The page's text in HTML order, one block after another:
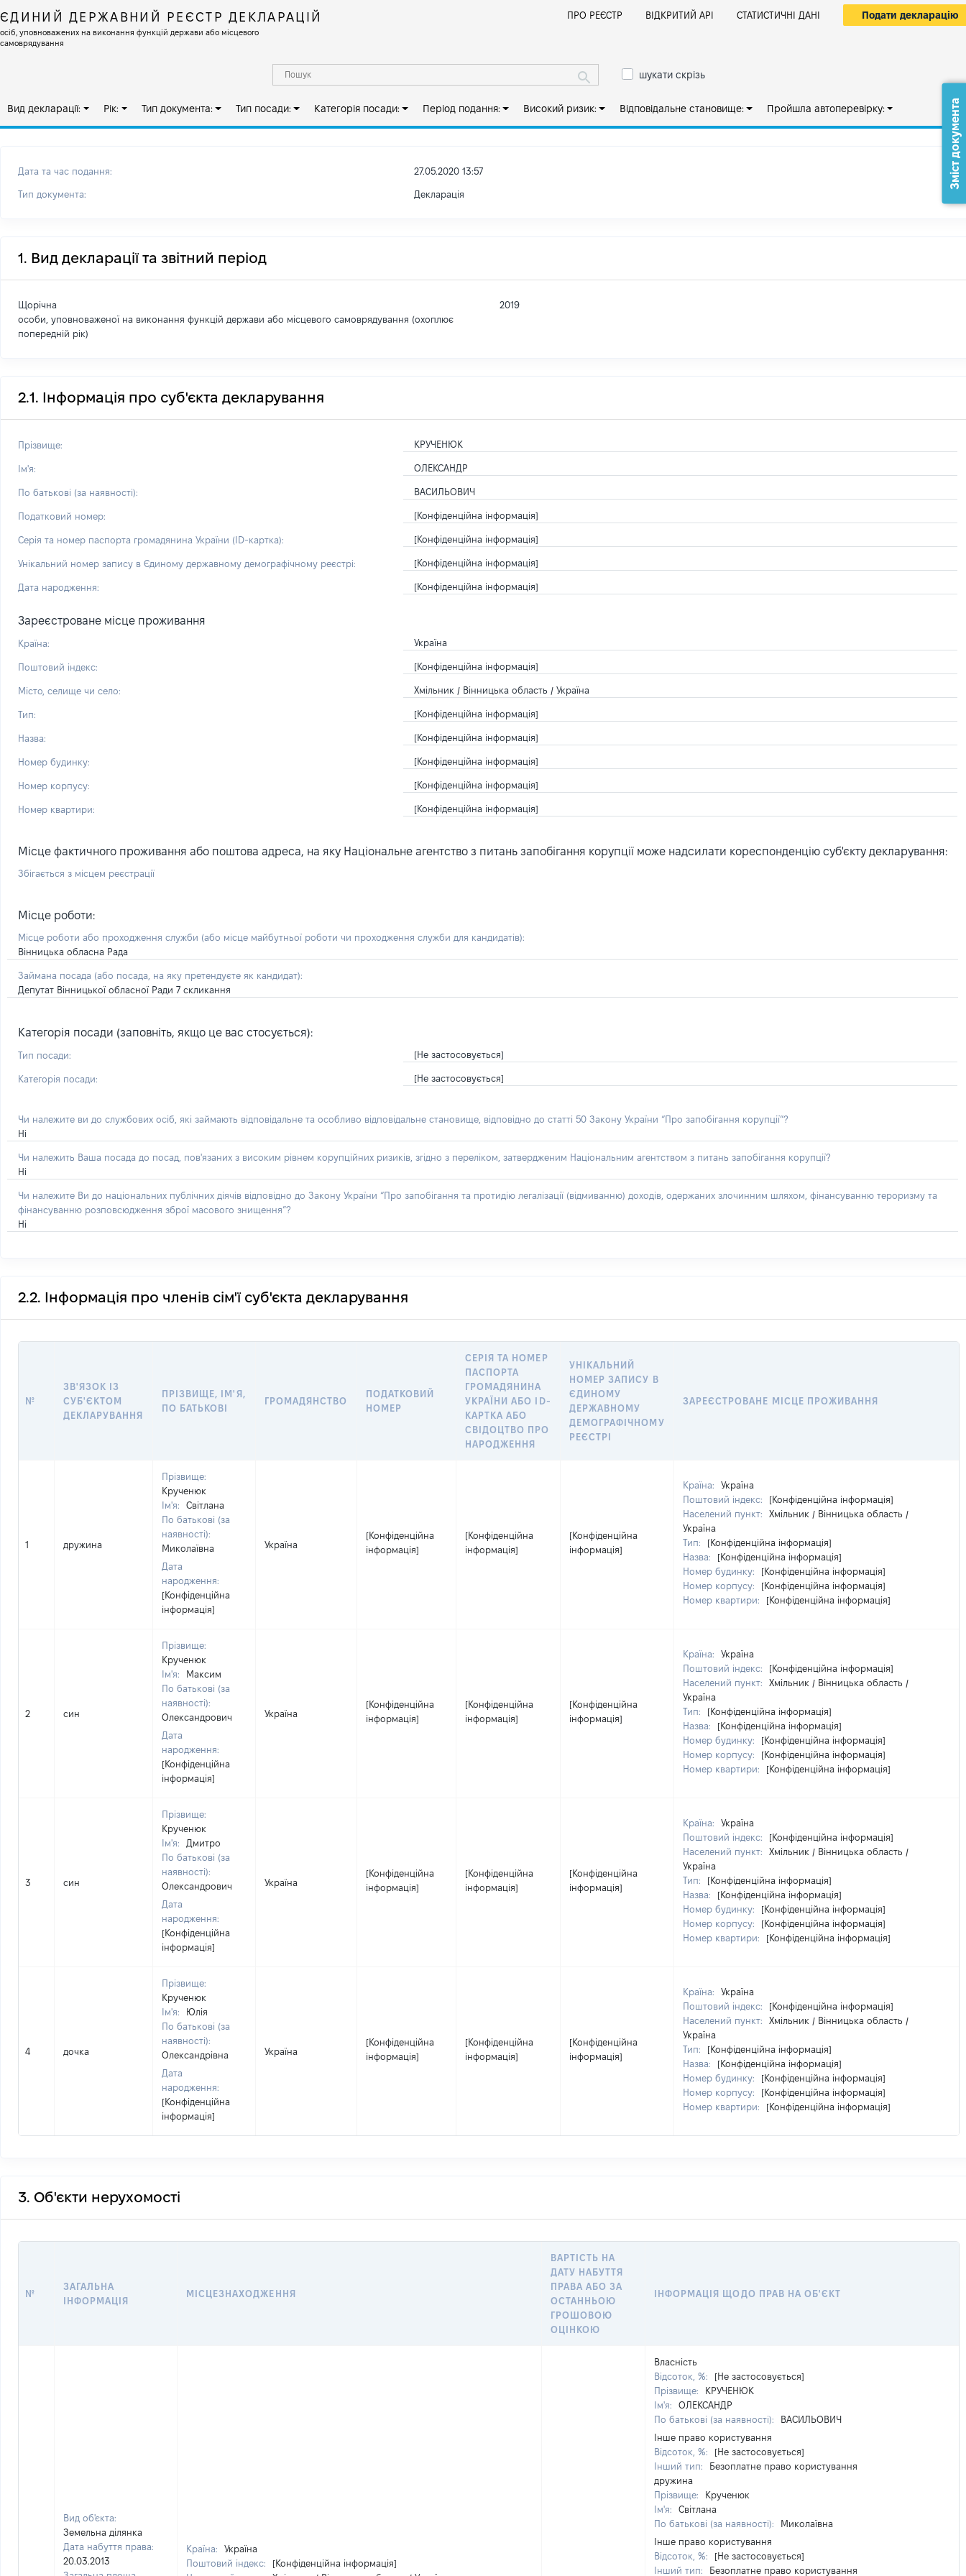
ЄДИНИЙ ДЕРЖАВНИЙ РЕЄСТР ДЕКЛАРАЦІЙ
осіб, уповноважених на виконання функцій держави або місцевого
самоврядування
ПРО РЕЄСТР ВІДКРИТИЙ АРІ СТАТИСТИЧНІ ДАНІ Подати декларацію
шукати скрізь
Вид декларації: Рік: Тип документа: Тип посади: Категорія посади: Період подання: Високий ризик: Відповідальне становище: Пройшла автоперевірку:
Дата та час подання: 27.05.2020 13:57
Тип документа: Декларація
1. Вид декларації та звітний період
Щорічна
особи, уповноваженої на виконання функцій держави або місцевого самоврядування (охоплює
попередній рік)
2019
2.1. Інформація про суб'єкта декларування
Прізвище: КРУЧЕНЮК
Ім'я: ОЛЕКСАНДР
По батькові (за наявності): ВАСИЛЬОВИЧ
Податковий номер: [Конфіденційна інформація]
Серія та номер паспорта громадянина України (ID-картка): [Конфіденційна інформація]
Унікальний номер запису в Єдиному державному демографічному реєстрі: [Конфіденційна інформація]
Дата народження: [Конфіденційна інформація]
Зареєстроване місце проживання
Країна: Україна
Поштовий індекс: [Конфіденційна інформація]
Місто, селище чи село: Хмільник / Вінницька область / Україна
Тип: [Конфіденційна інформація]
Назва: [Конфіденційна інформація]
Номер будинку: [Конфіденційна інформація]
Номер корпусу: [Конфіденційна інформація]
Номер квартири: [Конфіденційна інформація]
Місце фактичного проживання або поштова адреса, на яку Національне агентство з питань запобігання корупції може надсилати кореспонденцію суб'єкту декларування:
Збігається з місцем реєстрації
Місце роботи:
Місце роботи або проходження служби (або місце майбутньої роботи чи проходження служби для кандидатів):
Вінницька обласна Рада
Займана посада (або посада, на яку претендуєте як кандидат):
Депутат Вінницької обласної Ради 7 скликання
Категорія посади (заповніть, якщо це вас стосується):
Тип посади: [Не застосовується]
Категорія посади: [Не застосовується]
Чи належите ви до службових осіб, які займають відповідальне та особливо відповідальне становище, відповідно до статті 50 Закону України “Про запобігання корупції”?
Ні
Чи належить Ваша посада до посад, пов'язаних з високим рівнем корупційних ризиків, згідно з переліком, затвердженим Національним агентством з питань запобігання корупції?
Ні
Чи належите Ви до національних публічних діячів відповідно до Закону України “Про запобігання та протидію легалізації (відмиванню) доходів, одержаних злочинним шляхом, фінансуванню тероризму та
фінансуванню розповсюдження зброї масового знищення”?
Ні
2.2. Інформація про членів сім'ї суб'єкта декларування
№
ЗВ'ЯЗОК ІЗ
СУБ'ЄКТОМ
ДЕКЛАРУВАННЯ
ПРІЗВИЩЕ, ІМ'Я,
ПО БАТЬКОВІ
ГРОМАДЯНСТВО
ПОДАТКОВИЙ
НОМЕР
СЕРІЯ ТА НОМЕР
ПАСПОРТА
ГРОМАДЯНИНА
УКРАЇНИ АБО ID-
КАРТКА АБО
СВІДОЦТВО ПРО
НАРОДЖЕННЯ
УНІКАЛЬНИЙ
НОМЕР ЗАПИСУ В
ЄДИНОМУ
ДЕРЖАВНОМУ
ДЕМОГРАФІЧНОМУ
РЕЄСТРІ
ЗАРЕЄСТРОВАНЕ МІСЦЕ ПРОЖИВАННЯ
1 дружина
Прізвище:
Крученюк
Ім'я:
Світлана
По батькові (за
наявності):
Миколаївна
Дата
народження:
[Конфіденційна
інформація]
Україна
[Конфіденційна
інформація]
[Конфіденційна
інформація]
[Конфіденційна
інформація]
Країна:
Україна
Поштовий індекс:
[Конфіденційна інформація]
Населений пункт:
Хмільник / Вінницька область /
Україна
Тип:
[Конфіденційна інформація]
Назва:
[Конфіденційна інформація]
Номер будинку:
[Конфіденційна інформація]
Номер корпусу:
[Конфіденційна інформація]
Номер квартири:
[Конфіденційна інформація]
2 син
Прізвище:
Крученюк
Ім'я:
Максим
По батькові (за
наявності):
Олександрович
Дата
народження:
[Конфіденційна
інформація]
Україна
[Конфіденційна
інформація]
[Конфіденційна
інформація]
[Конфіденційна
інформація]
Країна:
Україна
Поштовий індекс:
[Конфіденційна інформація]
Населений пункт:
Хмільник / Вінницька область /
Україна
Тип:
[Конфіденційна інформація]
Назва:
[Конфіденційна інформація]
Номер будинку:
[Конфіденційна інформація]
Номер корпусу:
[Конфіденційна інформація]
Номер квартири:
[Конфіденційна інформація]
3 син
Прізвище:
Крученюк
Ім'я:
Дмитро
По батькові (за
наявності):
Олександрович
Дата
народження:
[Конфіденційна
інформація]
Україна
[Конфіденційна
інформація]
[Конфіденційна
інформація]
[Конфіденційна
інформація]
Країна:
Україна
Поштовий індекс:
[Конфіденційна інформація]
Населений пункт:
Хмільник / Вінницька область /
Україна
Тип:
[Конфіденційна інформація]
Назва:
[Конфіденційна інформація]
Номер будинку:
[Конфіденційна інформація]
Номер корпусу:
[Конфіденційна інформація]
Номер квартири:
[Конфіденційна інформація]
4 дочка
Прізвище:
Крученюк
Ім'я:
Юлія
По батькові (за
наявності):
Олександрівна
Дата
народження:
[Конфіденційна
інформація]
Україна
[Конфіденційна
інформація]
[Конфіденційна
інформація]
[Конфіденційна
інформація]
Країна:
Україна
Поштовий індекс:
[Конфіденційна інформація]
Населений пункт:
Хмільник / Вінницька область /
Україна
Тип:
[Конфіденційна інформація]
Назва:
[Конфіденційна інформація]
Номер будинку:
[Конфіденційна інформація]
Номер корпусу:
[Конфіденційна інформація]
Номер квартири:
[Конфіденційна інформація]
3. Об'єкти нерухомості
№
ЗАГАЛЬНА
ІНФОРМАЦІЯ
МІСЦЕЗНАХОДЖЕННЯ
ВАРТІСТЬ НА
ДАТУ НАБУТТЯ
ПРАВА АБО ЗА
ОСТАННЬОЮ
ГРОШОВОЮ
ОЦІНКОЮ
ІНФОРМАЦІЯ ЩОДО ПРАВ НА ОБ'ЄКТ
Вид об'єкта:
Земельна ділянка
Дата набуття права:
20.03.2013
Країна:
Україна
Поштовий індекс:
[Конфіденційна інформація]
Власність
Відсоток, %:
[Не застосовується]
Прізвище:
КРУЧЕНЮК
Ім'я:
ОЛЕКСАНДР
По батькові (за наявності):
ВАСИЛЬОВИЧ
Інше право користування
Відсоток, %:
[Не застосовується]
Інший тип:
Безоплатне право користування
дружина
Прізвище:
Крученюк
Ім'я:
Світлана
По батькові (за наявності):
Миколаївна
Інше право користування
Відсоток, %:
[Не застосовується]
Інший тип:
Безоплатне право користування
Зміст документа